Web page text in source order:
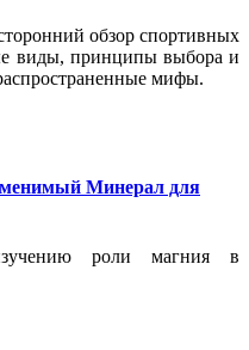
обзор спортивных
виды, принципы выбора и
мифы.
Минерал для
роли магния в